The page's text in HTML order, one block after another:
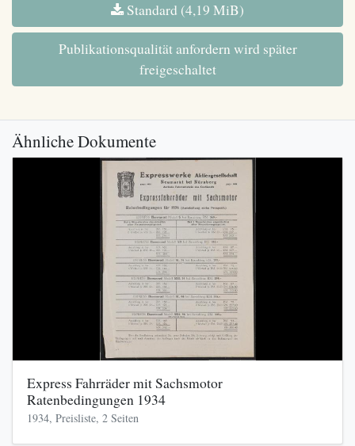
Standard (4,19 MiB)
Publikationsqualität anfordern wird später
freigeschaltet
Ähnliche Dokumente
Express Fahrräder mit Sachsmotor
Ratenbedingungen 1934
1934, Preisliste, 2 Seiten